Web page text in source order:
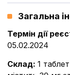
Загальна
Термін дії
05.02.2024
Склад: 1